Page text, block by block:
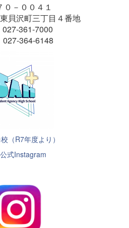
０－００４１
貝沢町三丁目４番地
361-7000
027-364-6148
（R7年度より）
式Instagram